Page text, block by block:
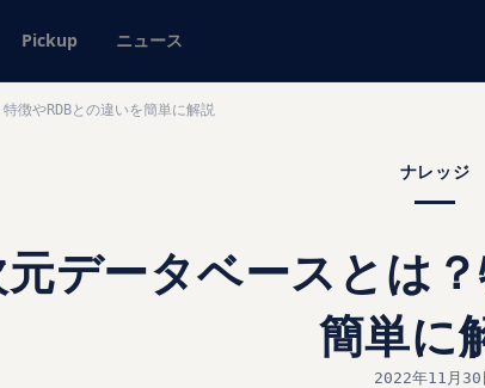
Pickup ニュース
徴やRDBとの違いを簡単に解説
ナレッジ
データベースとは
簡単に
2022年11月30